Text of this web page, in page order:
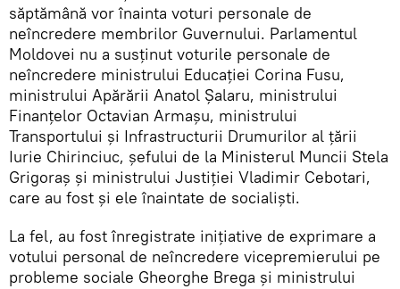
săptămână vor înainta voturi personale de
neîncredere membrilor Guvernului. Parlamentul
Moldovei nu a susținut voturile personale de
neîncredere ministrului Educației Corina Fusu,
ministrului Apărării Anatol Șalaru, ministrului
Finanțelor Octavian Armașu, ministrului
Transportului și Infrastructurii Drumurilor al țării
Iurie Chirinciuc, șefului de la Ministerul Muncii Stela
Grigoraș și ministrului Justiției Vladimir Cebotari,
care au fost și ele înaintate de socialiști.
La fel, au fost înregistrate inițiative de exprimare a
votului personal de neîncredere vicepremierului pe
probleme sociale Gheorghe Brega și ministrului